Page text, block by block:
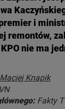
i
remontów,
nie ma
Maciej Knapik
Fakty